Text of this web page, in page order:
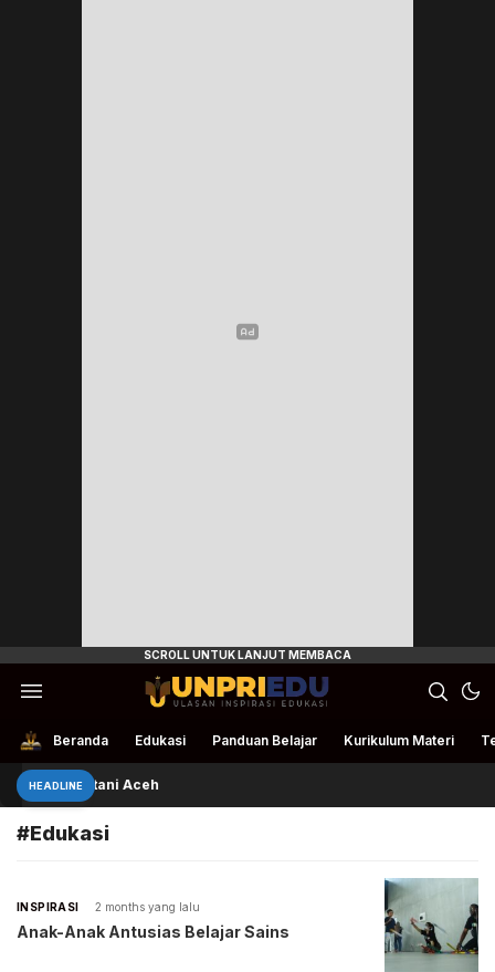
UnpriEdu
Ulasan Inspirasi Edukasi
Beranda Edukasi Panduan Belajar Kurikulum Materi
HEADLINE
Bantu Petani Aceh
#Edukasi
INSPIRASI 2 months yang lalu
Anak-Anak Antusias Belajar Sains